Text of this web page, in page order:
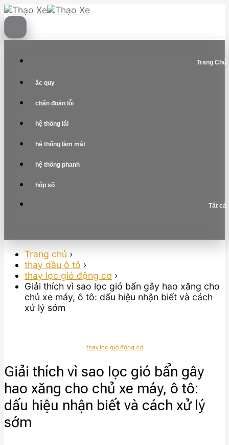
Skip
to
content
Trang Chủ
ắc quy
chẩn đoán lỗi
hệ thống lái
hệ thống làm mát
hệ thống phanh
hộp số
Tất cả
Trang chủ ›
thay dầu ô tô ›
thay lọc gió động cơ ›
Giải thích vì sao lọc gió bẩn gây hao xăng cho
chủ xe máy, ô tô: dấu hiệu nhận biết và cách
xử lý sớm
thay lọc gió động cơ
Giải thích vì sao lọc gió bẩn gây
hao xăng cho chủ xe máy, ô tô:
dấu hiệu nhận biết và cách xử lý
sớm